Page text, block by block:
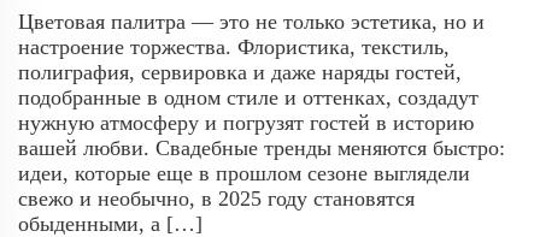
Цветовая палитра — это не только эстетика, но и
настроение торжества. Флористика, текстиль,
полиграфия, сервировка и даже наряды гостей,
подобранные в одном стиле и оттенках, создадут
нужную атмосферу и погрузят гостей в историю
вашей любви. Свадебные тренды меняются быстро:
идеи, которые еще в прошлом сезоне выглядели
свежо и необычно, в 2025 году становятся
обыденными, а […]